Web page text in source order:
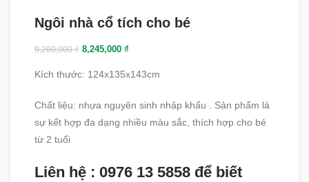
Ngôi nhà cổ tích cho bé
9,200,000₫ 8,245,000 ₫
Kích thước: 124x135x143cm
Chất liệu: nhựa nguyên sinh nhập khẩu . Sản phẩm là
sự kết hợp đa dạng nhiều màu sắc, thích hợp cho bé
từ 2 tuổi
Liên hệ : 0976 13 5858 để biết